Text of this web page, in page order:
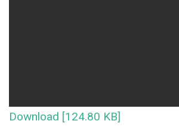
Download [124.80 KB]